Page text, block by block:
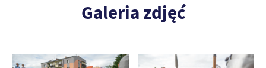
Galeria zdjęć